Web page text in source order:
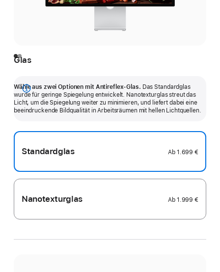
Glas
Wähle aus zwei Optionen mit Antireflex-Glas. Das Standardglas
wurde für geringe Spiegelung entwickelt. Nanotexturglas streut das
Licht, um die Spiegelung weiter zu minimieren, und liefert dabei eine
beein­druckende Bildqualität in Arbeits­räumen mit hellen Licht­quellen.
Mehr
anzeigen
Standardglas Ab 1.699 €
Nanotexturglas Ab 1.999 €